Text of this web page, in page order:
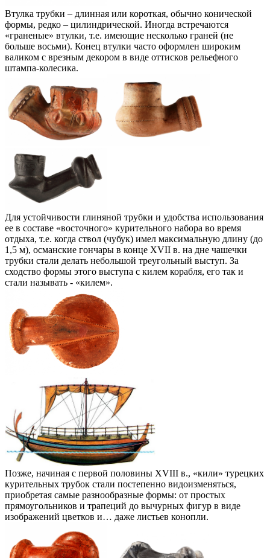
Втулка трубки – длинная или короткая, обычно конической
формы, редко – цилиндрической. Иногда встречаются
«граненые» втулки, т.е. имеющие несколько граней (не
больше восьми). Конец втулки часто оформлен широким
валиком с врезным декором в виде оттисков рельефного
штампа-колесика.
Для устойчивости глиняной трубки и удобства использования
ее в составе «восточного» курительного набора во время
отдыха, т.е. когда ствол (чубук) имел максимальную длину (до
1,5 м), османские гончары в конце XVII в. на дне чашечки
трубки стали делать небольшой треугольный выступ. За
сходство формы этого выступа с килем корабля, его так и
стали называть - «килем».
Позже, начиная с первой половины XVIII в., «кили» турецких
курительных трубок стали постепенно видоизменяться,
приобретая самые разнообразные формы: от простых
прямоугольников и трапеций до вычурных фигур в виде
изображений цветков и… даже листьев конопли.